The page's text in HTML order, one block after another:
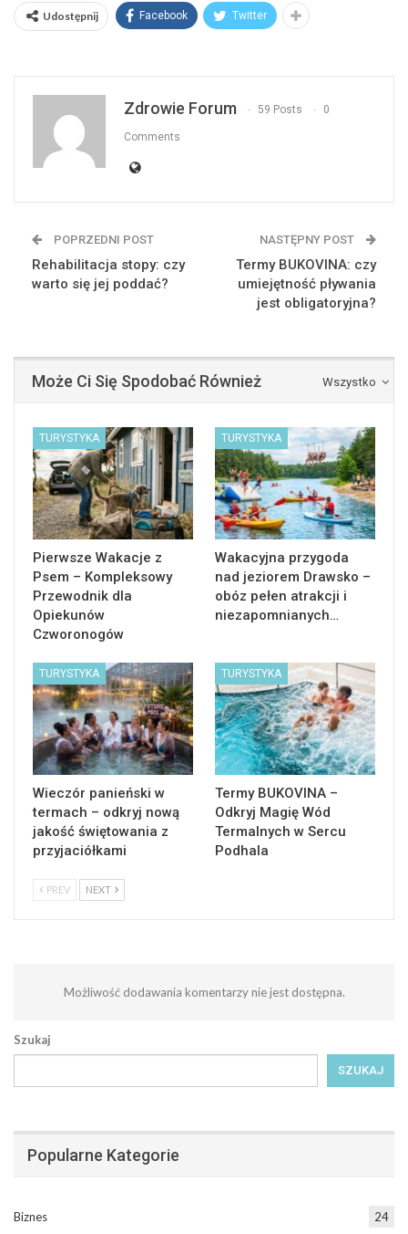
Udostępnij Facebook Twitter
Zdrowie Forum 59 Posts 0
Comments
POPRZEDNI POST
Rehabilitacja stopy: czy
warto się jej poddać?
NASTĘPNY POST
Termy BUKOVINA: czy
umiejętność pływania
jest obligatoryjna?
Wszystko
Może Ci Się Spodobać Również
TURYSTYKA
Pierwsze Wakacje z
Psem – Kompleksowy
Przewodnik dla
Opiekunów
Czworonogów
TURYSTYKA
Wakacyjna przygoda
nad jeziorem Drawsko –
obóz pełen atrakcji i
niezapomnianych…
TURYSTYKA
Wieczór panieński w
termach – odkryj nową
jakość świętowania z
przyjaciółkami
TURYSTYKA
Termy BUKOVINA –
Odkryj Magię Wód
Termalnych w Sercu
Podhala
PREV NEXT
Możliwość dodawania komentarzy nie jest dostępna.
Szukaj
SZUKAJ
Popularne Kategorie
Biznes 24